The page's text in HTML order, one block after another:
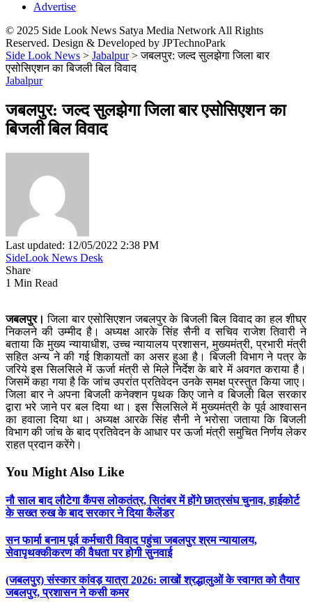
Advertise
© 2025 Side Look News Satya Media Network All Rights
Reserved. Design & Developed by JPTechnoPark
Side Look News > Jabalpur>जबलपुर: जल्द सुलझेगा जिला बार
एसोसिएशन का बिजली बिल विवाद
Jabalpur
जबलपुर: जल्द सुलझेगा जिला बार एसोसिएशन का
बिजली बिल विवाद
Last updated: 12/05/2022 2:38 PM
SideLook News Desk
Share
1 Min Read
जबलपुर। जिला बार एसोसिएशन जबलपुर के बिजली बिल विवाद का हल शीघ्र
निकलने की उम्मीद है। अध्यक्ष आरके सिंह सैनी व सचिव राजेश तिवारी ने
बताया कि मुख्य न्यायाधीश, उच्च न्यायालय प्रशासन, मुख्यमंत्री, प्रभारी मंत्री
सहित अन्य ने की गई शिकायतों का असर हुआ है। बिजली विभाग ने पत्र के
जरिये इस सिलसिले में ऊर्जा मंत्री से मिले निर्देश के बारे में अवगत कराया है।
जिसमें कहा गया है कि जांच उपरांत प्रतिवेदन उनके समक्ष प्रस्तुत किया जाए।
जिला बार ने अपना बिजली कनेक्शन पृथक किए जाने व बिजली बिल सरकार
द्वारा भरे जाने पर बल दिया था। इस सिलसिले में मुख्यमंत्री के पूर्व आश्वासन
का हवाला दिया था। अध्यक्ष आरके सिंह सैनी ने भरोसा जताया कि बिजली
विभाग की जांच के बाद प्रतिवेदन के आधार पर ऊर्जा मंत्री समुचित निर्णय लेकर
राहत प्रदान करेंगे।
You Might Also Like
नौ साल बाद लौटेगा कैंपस लोकतंत्र, सितंबर में होंगे छात्रसंघ चुनाव, हाईकोर्ट
के सख्त रुख के बाद सरकार ने दिया कैलेंडर
सन फार्मा बनाम पूर्व कर्मचारी विवाद पहुंचा जबलपुर श्रम न्यायालय,
सेवापृथक्कीकरण की वैधता पर होगी सुनवाई
(जबलपुर) संस्कार कांवड़ यात्रा 2026: लाखों श्रद्धालुओं के स्वागत को तैयार
जबलपुर, प्रशासन ने कसी कमर